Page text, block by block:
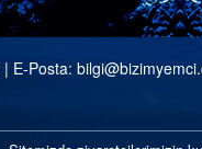
| E-Posta: